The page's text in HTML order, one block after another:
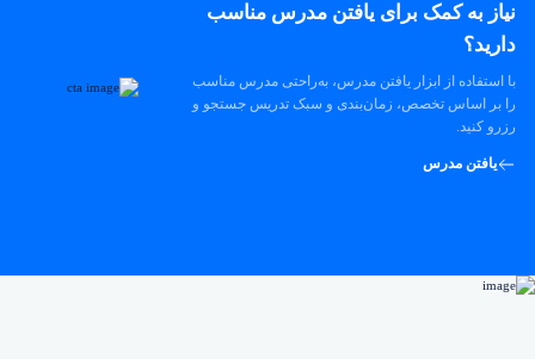
نیاز به کمک برای یافتن مدرس مناسب
دارید؟
با استفاده از ابزار یافتن مدرس، به‌راحتی مدرس مناسب
را بر اساس تخصص، زمان‌بندی و سبک تدریس جستجو و
رزرو کنید.
یافتن مدرس